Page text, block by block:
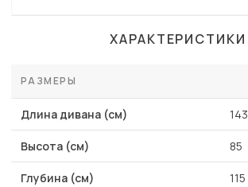
ХАРАКТЕРИСТИКИ
РАЗМЕРЫ
Длина дивана (см) 143
Высота (см) 85
Глубина (см) 115